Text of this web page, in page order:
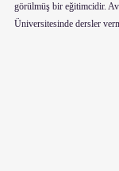
görülmüş bir eğitimcidir.
Üniversitesinde dersler